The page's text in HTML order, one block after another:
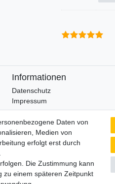
Informationen
Datenschutz
Impressum
Wir verschicken klimaneutral mit
Daten von
Medien von
erfolgt erst durch
Die Zustimmung kann
zu einem späteren Zeitpunkt